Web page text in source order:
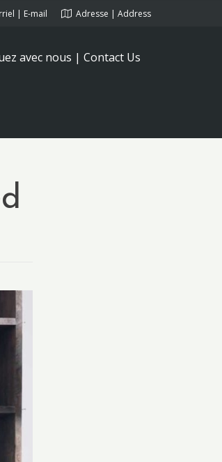
| E-mail Adresse | Address
avec nous | Contact Us